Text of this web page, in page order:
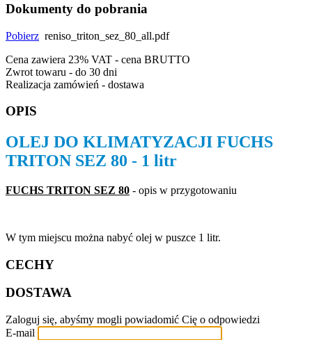
Dokumenty do pobrania
Pobierz reniso_triton_sez_80_all.pdf
Cena zawiera 23% VAT - cena BRUTTO
Zwrot towaru - do 30 dni
Realizacja zamówień - dostawa
OPIS
OLEJ DO KLIMATYZACJI FUCHS
TRITON SEZ 80 - 1 litr
FUCHS TRITON SEZ 80 - opis w przygotowaniu
W tym miejscu można nabyć olej w puszce 1 litr.
CECHY
DOSTAWA
Zaloguj się, abyśmy mogli powiadomić Cię o odpowiedzi
E-mail